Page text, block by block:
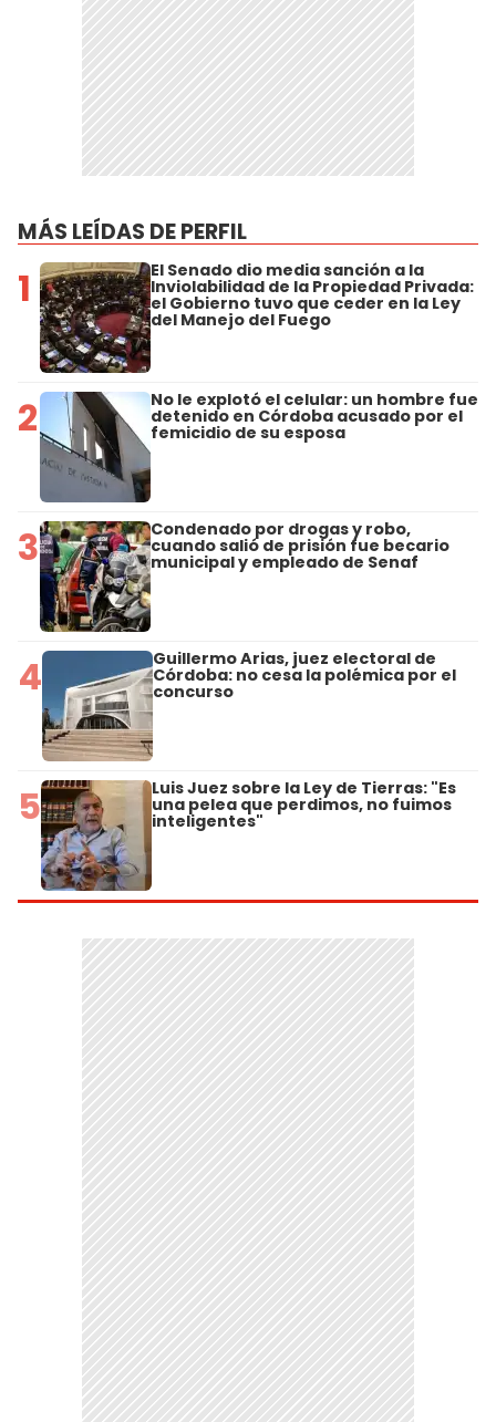
MÁS LEÍDAS DE PERFIL
1 El Senado dio media sanción a la
Inviolabilidad de la Propiedad Privada:
el Gobierno tuvo que ceder en la Ley
del Manejo del Fuego
2 No le explotó el celular: un hombre fue
detenido en Córdoba acusado por el
femicidio de su esposa
3 Condenado por drogas y robo,
cuando salió de prisión fue becario
municipal y empleado de Senaf
4 Guillermo Arias, juez electoral de
Córdoba: no cesa la polémica por el
concurso
5 Luis Juez sobre la Ley de Tierras: "Es
una pelea que perdimos, no fuimos
inteligentes"